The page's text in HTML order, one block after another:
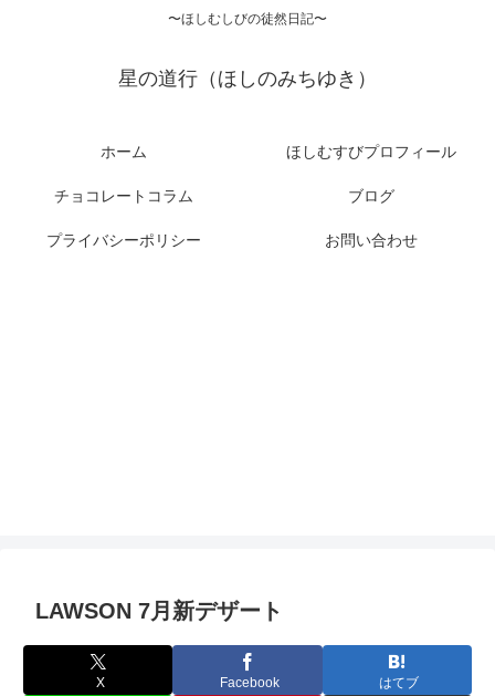
〜ほしむしびの徒然日記〜
星の道行（ほしのみちゆき）
ホーム ほしむすびプロフィール
チョコレートコラム ブログ
プライバシーポリシー お問い合わせ
LAWSON 7月新デザート
X Facebook はてブ